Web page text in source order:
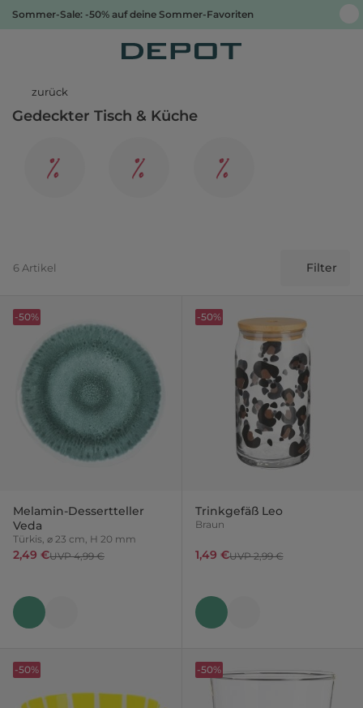
Sommer-Sale: -50% auf deine Sommer-Favoriten
zurück
Gedeckter Tisch & Küche
6 Artikel Filter
Melamin-Dessertteller
Veda
Türkis, ⌀ 23 cm, H 20 mm
2,49 €UVP 4,99 €
-50%
Trinkgefäß Leo
Braun
1,49 €UVP 2,99 €
-50%
-50% -50%